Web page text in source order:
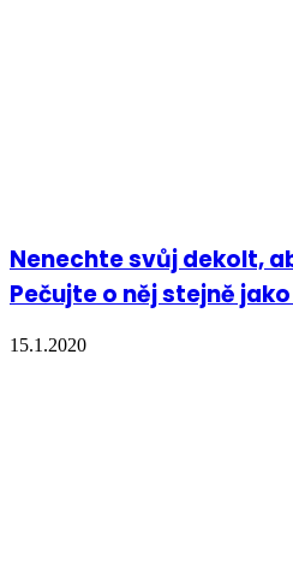
Nenechte svůj dekolt,
Pečujte o něj stejně
15.1.2020